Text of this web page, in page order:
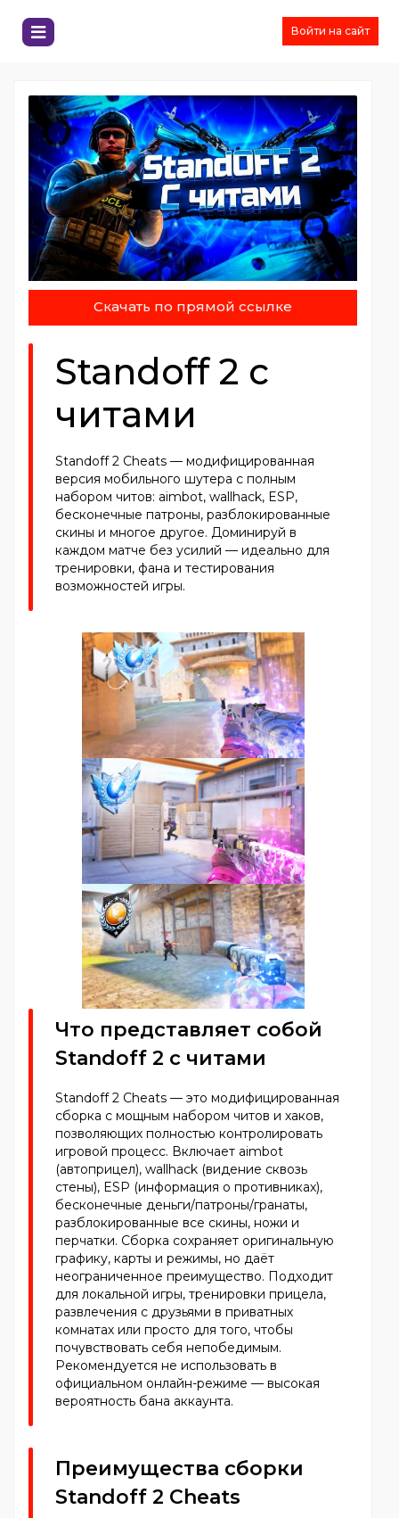
Войти на сайт
Скачать по прямой ссылке
Standoff 2 с
читами
Standoff 2 Cheats — модифицированная
версия мобильного шутера с полным
набором читов: aimbot, wallhack, ESP,
бесконечные патроны, разблокированные
скины и многое другое. Доминируй в
каждом матче без усилий — идеально для
тренировки, фана и тестирования
возможностей игры.
Что представляет собой
Standoff 2 с читами
Standoff 2 Cheats — это модифицированная
сборка с мощным набором читов и хаков,
позволяющих полностью контролировать
игровой процесс. Включает aimbot
(автоприцел), wallhack (видение сквозь
стены), ESP (информация о противниках),
бесконечные деньги/патроны/гранаты,
разблокированные все скины, ножи и
перчатки. Сборка сохраняет оригинальную
графику, карты и режимы, но даёт
неограниченное преимущество. Подходит
для локальной игры, тренировки прицела,
развлечения с друзьями в приватных
комнатах или просто для того, чтобы
почувствовать себя непобедимым.
Рекомендуется не использовать в
официальном онлайн-режиме — высокая
вероятность бана аккаунта.
Преимущества сборки
Standoff 2 Cheats